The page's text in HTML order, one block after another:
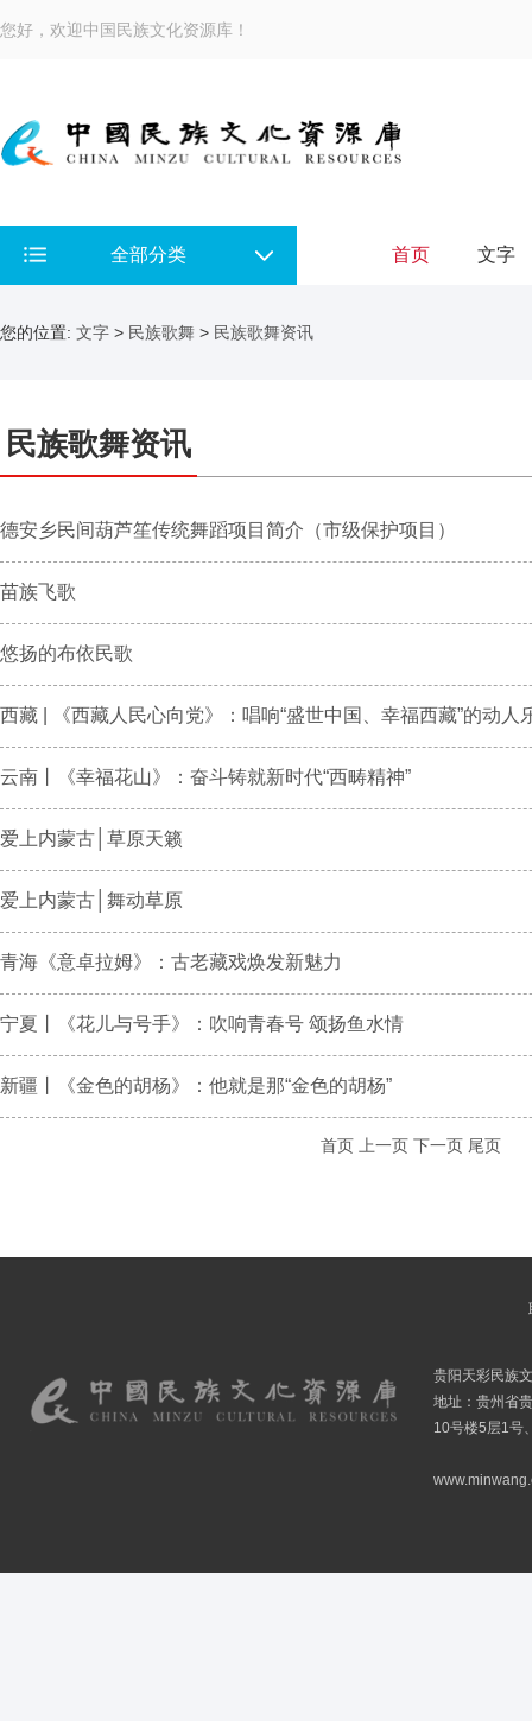
您好，欢迎中国民族文化资源库！
全部分类 首页 文字
您的位置: 文字 > 民族歌舞 > 民族歌舞资讯
民族歌舞资讯
德安乡民间葫芦笙传统舞蹈项目简介（市级保护项目）
苗族飞歌
悠扬的布依民歌
西藏 | 《西藏人民心向党》：唱响“盛世中国、幸福西藏”的动人
云南丨《幸福花山》：奋斗铸就新时代“西畴精神”
爱上内蒙古│草原天籁
爱上内蒙古│舞动草原
青海《意卓拉姆》：古老藏戏焕发新魅力
宁夏丨《花儿与号手》：吹响青春号 颂扬鱼水情
新疆丨《金色的胡杨》：他就是那“金色的胡杨”
首页 上一页 下一页 尾页
贵阳天彩民族
地址：贵州省
10号楼5层1号